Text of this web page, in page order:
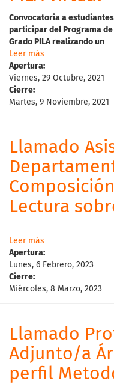
Convocatoria a
participar del Programa de
Grado PILA realizando un
Leer más
Apertura:
Viernes, 29 Octubre, 2021
Cierre:
Martes, 9 Noviembre, 2021
Llamado
Lectura
Leer más
Apertura:
Lunes, 6 Febrero, 2023
Cierre:
Miércoles, 8 Marzo, 2023
Llamado
Adjunto/a
perfil